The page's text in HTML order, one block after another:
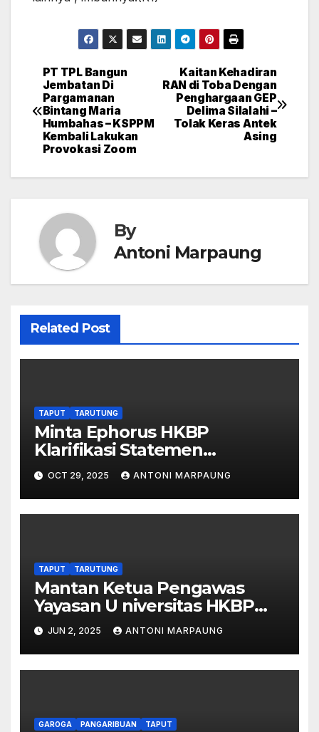
Post
navigation
Kaitan Kehadiran
RAN di Toba Dengan
Penghargaan GEP
Delima Silalahi –
Tolak Keras Antek
Asing
PT TPL Bangun
Jembatan Di
Pargamanan
Bintang Maria
Humbahas – KSPPM
Kembali Lakukan
Provokasi Zoom
By
Antoni Marpaung
Related Post
TAPUT TARUTUNG
Minta Ephorus HKBP
Klarifikasi Statemen
Bernuansa Provokasi –
Ribuan Masyarakat Mitra TPL
Unjuk Rasa Ke DPRD Taput
OCT 29, 2025 ANTONI MARPAUNG
TAPUT TARUTUNG
Mantan Ketua Pengawas
Yayasan U niversitas HKBP
Nommensen Tolak Desakan
Penutupan PT Toba Pulp
Lestari
JUN 2, 2025 ANTONI MARPAUNG
GAROGA PANGARIBUAN TAPUT